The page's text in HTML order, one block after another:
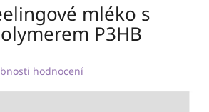
mléko s
P3HB
hodnocení